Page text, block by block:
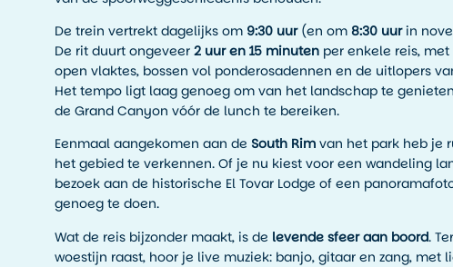
De trein vertrekt dagelijks om 9:30 uur(en om 8:30 uurin
De rit duurt ongeveer 2 uur en 15 minuten per enkele reis,
open vlaktes, bossen vol ponderosadennen en de uitlopers
Het tempo ligt laag genoeg om van het landschap te
de Grand Canyon vóór de lunch te bereiken.
Eenmaal aangekomen aan de South Rim van het park heb je
het gebied te verkennen. Of je nu kiest voor een wandeling
bezoek aan de historische El Tovar Lodge of een
genoeg te doen.
Wat de reis bijzonder maakt, is de levende sfeer aan boord.
woestijn raast, hoor je live muziek: banjo, gitaar en zang, met